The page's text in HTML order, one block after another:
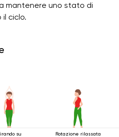
mantenere uno stato di
ciclo.
su
Rotazione rilassata